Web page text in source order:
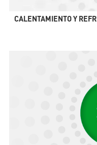
CALENTAMIENTO Y